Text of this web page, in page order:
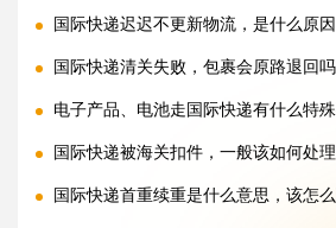
国际快递迟迟不更新物流，是什么原因造成的?(
国际快递清关失败，包裹会原路退回吗?(国
电子产品、电池走国际快递有什么特殊要求?(
国际快递被海关扣件，一般该如何处理?(国
国际快递首重续重是什么意思，该怎么理解?(